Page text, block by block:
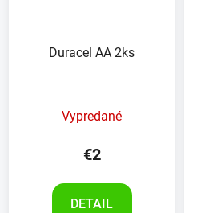
Duracel AA 2ks
Vypredané
€2
DETAIL